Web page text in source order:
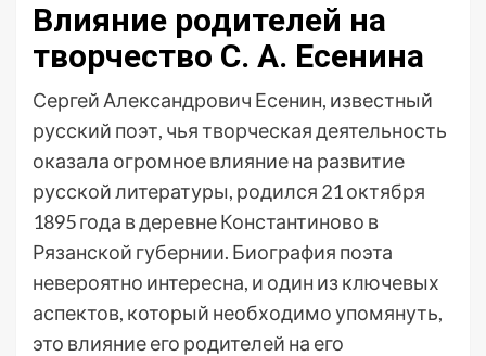
Влияние родителей на
творчество С. А. Есенина
Сергей Александрович Есенин, известный
русский поэт, чья творческая деятельность
оказала огромное влияние на развитие
русской литературы, родился 21 октября
1895 года в деревне Константиново в
Рязанской губернии. Биография поэта
невероятно интересна, и один из ключевых
аспектов, который необходимо упомянуть,
это влияние его родителей на его